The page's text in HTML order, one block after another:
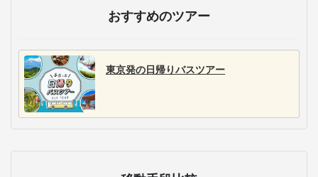
おすすめのツアー
東京発の日帰りバスツアー